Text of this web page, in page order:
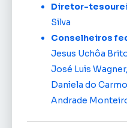
Diretor-
Silva
Conselheiros
Jesus Uchôa
José Luis
Daniela do
Andrade